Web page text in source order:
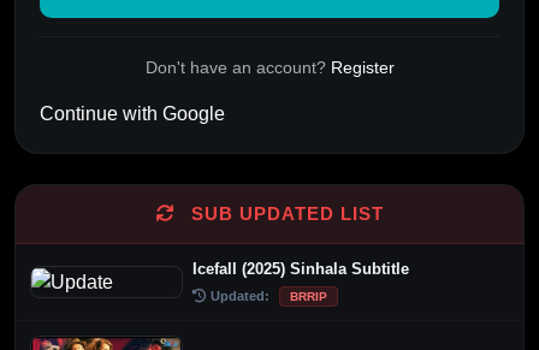
Don't have an account? Register
Continue with Google
SUB UPDATED LIST
Icefall (2025) Sinhala Subtitle
Updated: BRRIP